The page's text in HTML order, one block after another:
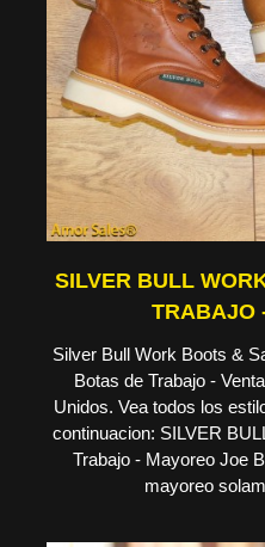
SILVER BULL
TRABAJO
Silver Bull Work Boots &
Botas de Trabajo -
Unidos. Vea todos los
continuacion: SILVER
Trabajo - Mayoreo Joe
mayoreo